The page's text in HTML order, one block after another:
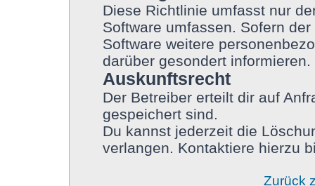
Diese Richtlinie umfasst nur
Software umfassen. Sofern
Software weitere
darüber gesondert informieren.
Auskunftsrecht
Der Betreiber erteilt dir auf
gespeichert sind.
Du kannst jederzeit die
verlangen. Kontaktiere hierzu
Zurück